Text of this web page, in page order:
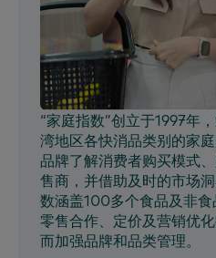
“家庭指数”创立于1997年
湾地区各快消品类别的家
品牌了解消费者购买模式
售商，并借助及时的市场
数涵盖100多个食品及非食
零售合作、定价及营销优
而加强品牌和品类管理。